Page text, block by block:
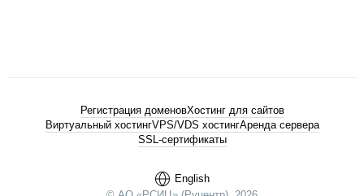
English
Регистрация доменовХостинг для сайтов
Виртуальный хостингVPS/VDS хостингАренда сервера
SSL-сертификаты